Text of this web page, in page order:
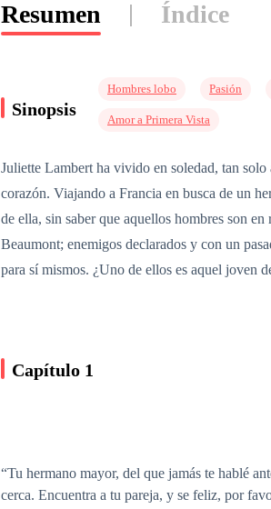
Resumen Índice
Sinopsis
Hombres lobo Pasión
Amor a Primera Vista
Juliette Lambert ha vivido en soledad, tan solo
corazón. Viajando a Francia en busca de un
de ella, sin saber que aquellos hombres son
Beaumont; enemigos declarados y con un
para sí mismos. ¿Uno de ellos es aquel joven
Capítulo 1
“Tu hermano mayor, del que jamás te hablé
cerca. Encuentra a tu pareja, y se feliz, por